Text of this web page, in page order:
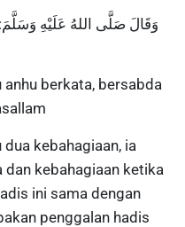
وَقَالَ صَلَّى اللهُ عَلَيْهِ
anhu berkata, bersabda
kebahagiaan, ia
kebahagiaan ketika
ini sama dengan
penggalan hadis